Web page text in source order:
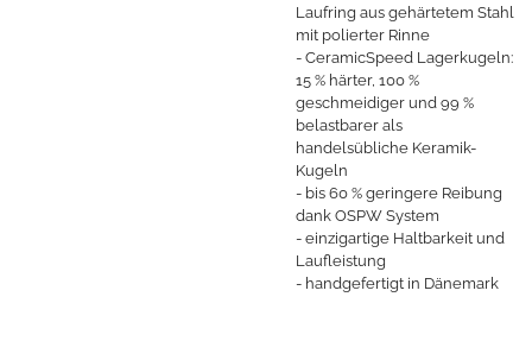
Laufring aus gehärtetem Stahl
mit polierter Rinne
- CeramicSpeed Lagerkugeln:
15 % härter, 100 %
geschmeidiger und 99 %
belastbarer als
handelsübliche Keramik-
Kugeln
- bis 60 % geringere Reibung
dank OSPW System
- einzigartige Haltbarkeit und
Laufleistung
- handgefertigt in Dänemark